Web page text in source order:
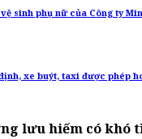
sinh phụ nữ của Công ty
xe buýt, taxi được phép
lưu hiếm có khó